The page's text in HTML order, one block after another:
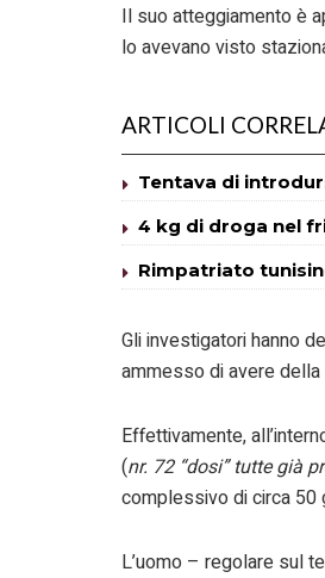
Il suo atteggiamento è
lo avevano visto
ARTICOLI
Tentava di
4 kg di droga nel
Rimpatriato
Gli investigatori hanno
ammesso di avere
Effettivamente,
(nr. 72 “dosi” tutte già
complessivo di circa 50
L’uomo – regolare sul